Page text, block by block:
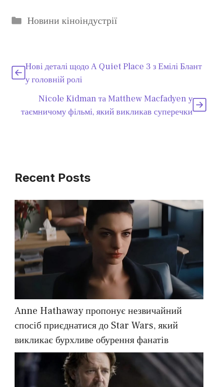
Категорії
Новини кіноіндустрії
Нові деталі щодо A Quiet Place 3 з Емілі Блант
у головній ролі
Nicole Kidman та Matthew Macfadyen у
таємничому фільмі, який викликав суперечки
Recent Posts
Anne Hathaway пропонує незвичайний
спосіб приєднатися до Star Wars, який
викликає бурхливе обурення фанатів